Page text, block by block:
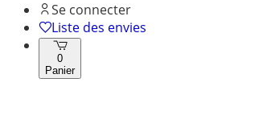
Se connecter
Liste des envies
0
Panier